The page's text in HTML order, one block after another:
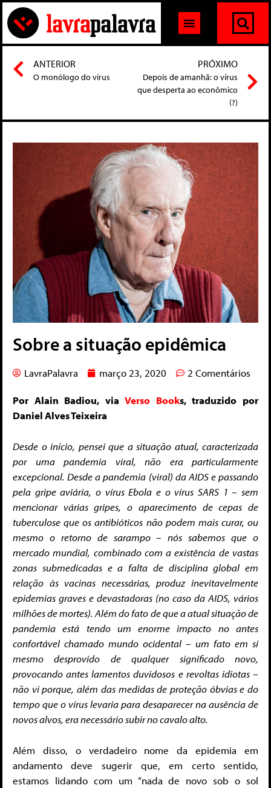
ANTERIOR
O monólogo do vírus
PRÓXIMO
Depois de amanhã: o vírus
que desperta ao econômico
(?)
Sobre a situação epidêmica
LavraPalavra março 23, 2020 2 Comentários
Por Alain Badiou, via Verso Books, traduzido por
Daniel Alves Teixeira
Desde o início, pensei que a situação atual, caracterizada
por uma pandemia viral, não era particularmente
excepcional.Desde a pandemia (viral) da AIDS e passando
pela gripe aviária, o vírus Ebola e o vírus SARS 1 – sem
mencionar várias gripes, o aparecimento de cepas de
tuberculose que os antibióticos não podem mais curar, ou
mesmo o retorno de sarampo – nós sabemos que o
mercado mundial, combinado com a existência de vastas
zonas submedicadas e a falta de disciplina global em
relação às vacinas necessárias, produz inevitavelmente
epidemias graves e devastadoras (no caso da AIDS, vários
milhões de mortes). Além do fato de que a atual situação de
pandemia está tendo um enorme impacto no antes
confortável chamado mundo ocidental – um fato em si
mesmo desprovido de qualquer significado novo,
provocando antes lamentos duvidosos e revoltas idiotas –
não vi porque, além das medidas de proteção óbvias e do
tempo que o vírus levaria para desaparecer na ausência de
novos alvos, era necessário subir no cavalo alto.
Além disso, o verdadeiro nome da epidemia em
andamento deve sugerir que, em certo sentido,
estamos lidando com um “nada de novo sob o sol